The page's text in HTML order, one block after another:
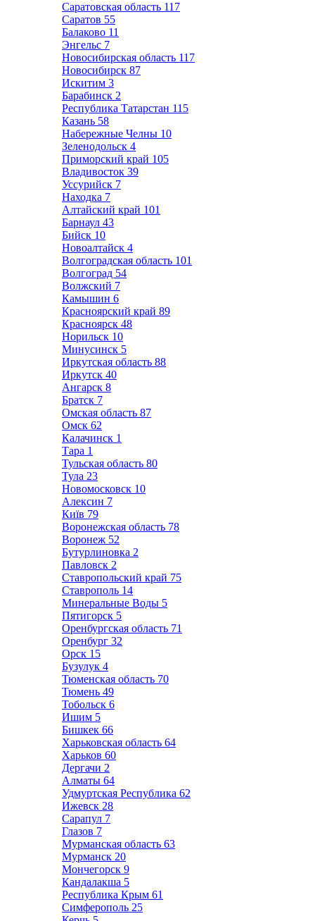
Саратовская область 117
Саратов 55
Балаково 11
Энгельс 7
Новосибирская область 117
Новосибирск 87
Искитим 3
Барабинск 2
Республика Татарстан 115
Казань 58
Набережные Челны 10
Зеленодольск 4
Приморский край 105
Владивосток 39
Уссурийск 7
Находка 7
Алтайский край 101
Барнаул 43
Бийск 10
Новоалтайск 4
Волгоградская область 101
Волгоград 54
Волжский 7
Камышин 6
Красноярский край 89
Красноярск 48
Норильск 10
Минусинск 5
Иркутская область 88
Иркутск 40
Ангарск 8
Братск 7
Омская область 87
Омск 62
Калачинск 1
Тара 1
Тульская область 80
Тула 23
Новомосковск 10
Алексин 7
Київ 79
Воронежская область 78
Воронеж 52
Бутурлиновка 2
Павловск 2
Ставропольский край 75
Ставрополь 14
Минеральные Воды 5
Пятигорск 5
Оренбургская область 71
Оренбург 32
Орск 15
Бузулук 4
Тюменская область 70
Тюмень 49
Тобольск 6
Ишим 5
Бишкек 66
Харьковская область 64
Харьков 60
Дергачи 2
Алматы 64
Удмуртская Республика 62
Ижевск 28
Сарапул 7
Глазов 7
Мурманская область 63
Мурманск 20
Мончегорск 9
Кандалакша 5
Республика Крым 61
Симферополь 25